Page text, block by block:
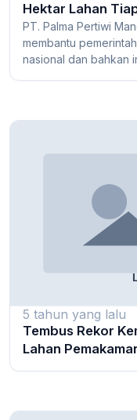
Hektar Lahan
PT. Palma Pertiwi
membantu
nasional dan bahkan
5 tahun yang lalu
Tembus Rekor
Lahan